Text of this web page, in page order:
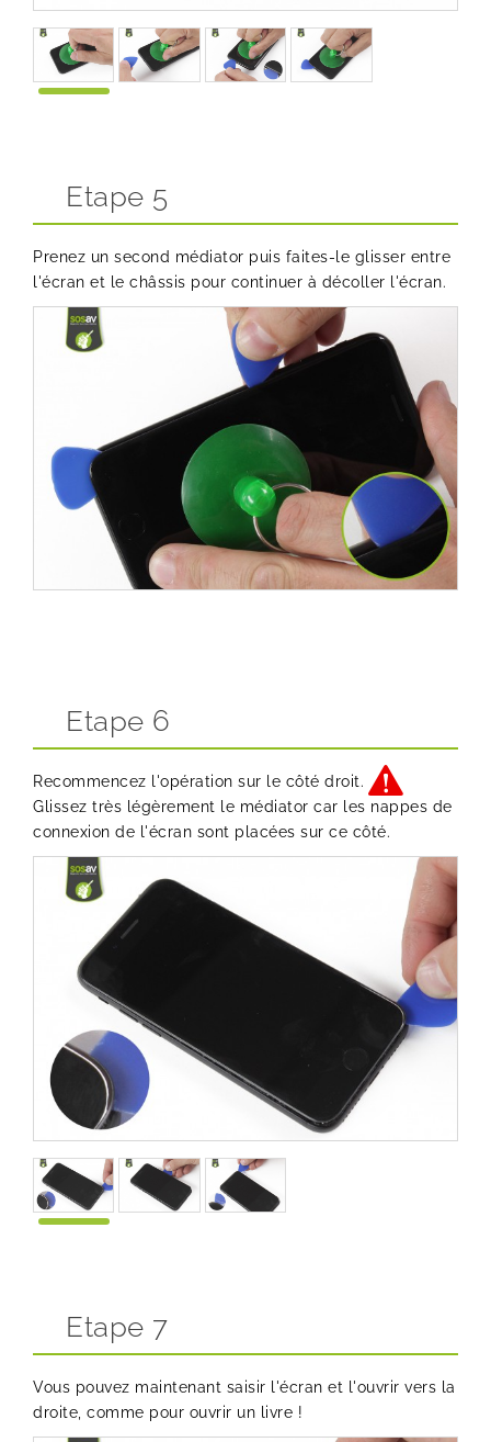
Etape 5
Prenez un second médiator puis faites-le glisser entre
l'écran et le châssis pour continuer à décoller l'écran.
Etape 6
Recommencez l'opération sur le côté droit.
Glissez très légèrement le médiator car les nappes de
connexion de l'écran sont placées sur ce côté.
Etape 7
Vous pouvez maintenant saisir l'écran et l'ouvrir vers la
droite, comme pour ouvrir un livre !